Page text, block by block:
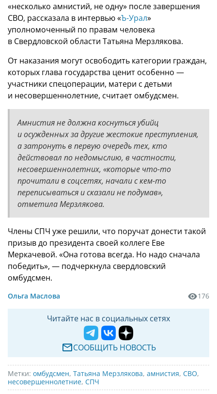
«несколько амнистий, не одну» после завершения
СВО, рассказала в интервью «Ъ-Урал»
уполномоченный по правам человека
в Свердловской области Татьяна Мерзлякова.
От наказания могут освободить категории граждан,
которых глава государства ценит особенно —
участники спецоперации, матери с детьми
и несовершеннолетние, считает омбудсмен.
Амнистия не должна коснуться убийц
и осужденных за другие жестокие преступления,
а затронуть в первую очередь тех, кто
действовал по недомыслию, в частности,
несовершеннолетних, «которые что-то
прочитали в соцсетях, начали с кем-то
переписываться и сказали не подумав»,
отметила Мерзлякова.
Члены СПЧ уже решили, что поручат донести такой
призыв до президента своей коллеге Еве
Меркачевой. «Она готова всегда. Но надо сначала
победить», — подчеркнула свердловский
омбудсмен.
Ольга Маслова 176
Читайте нас в социальных сетях
СООБЩИТЬ НОВОСТЬ
Метки: омбудсмен, Татьяна Мерзлякова, амнистия, СВО,
несовершеннолетние, СПЧ